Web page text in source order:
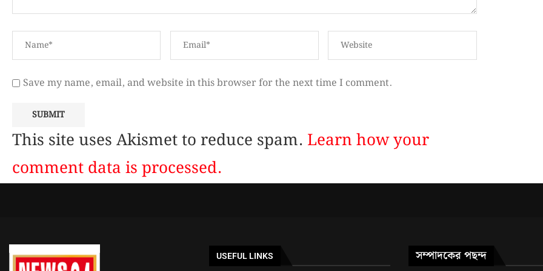
Save my name, email, and website in this browser for the next time I comment.
This site uses Akismet to reduce spam. Learn how your
comment data is processed.
USEFUL LINKS সম্পাদকের পছন্দ